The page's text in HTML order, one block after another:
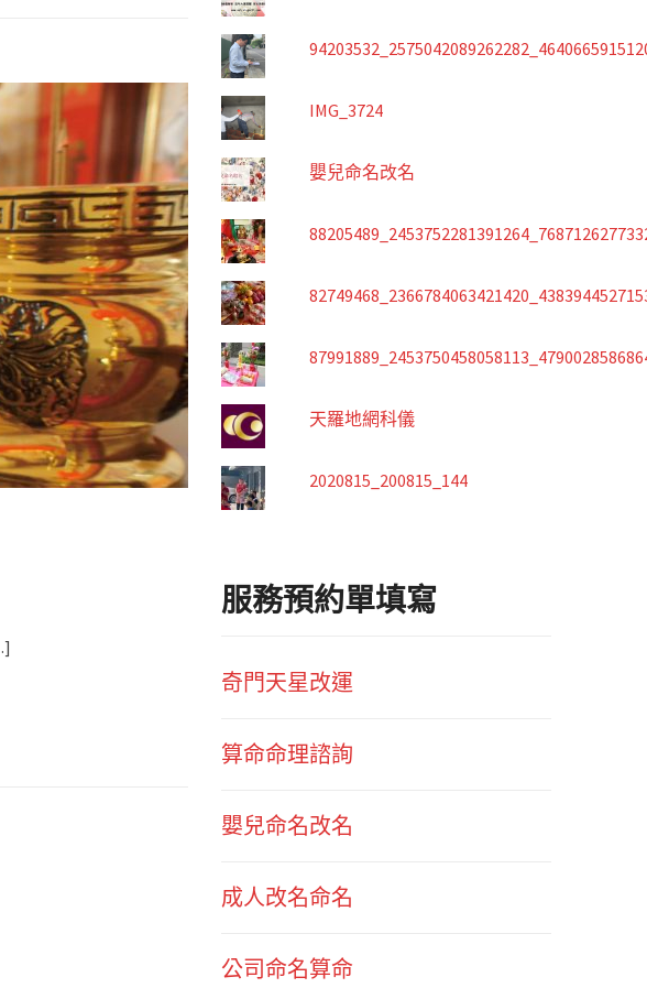
IMG_3724
嬰兒命名改名
天羅地網科儀
2020815_200815_144
服務預約單填寫
奇門天星改運
算命命理諮詢
嬰兒命名改名
成人改名命名
公司命名算命